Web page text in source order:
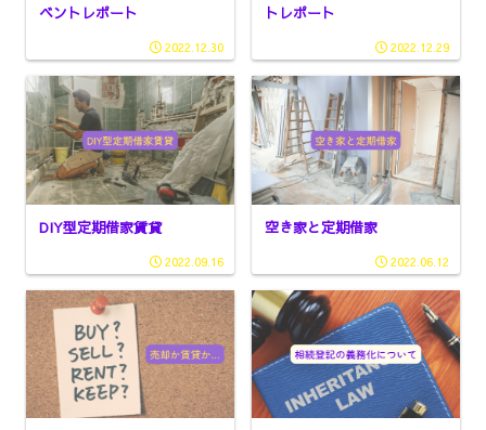
ベントレポート
2022.12.30
トレポート
2022.12.29
DIY型定期借家賃貸
2022.09.16
空き家と定期借家
2022.06.12